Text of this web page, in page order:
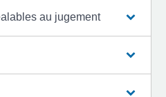
au jugement